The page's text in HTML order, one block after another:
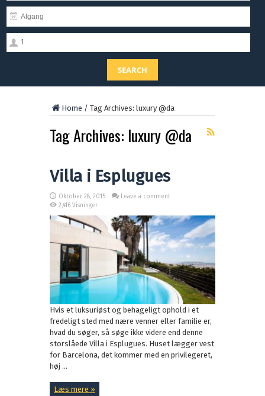
1
SEARCH
Home / Tag Archives: luxury @da
Tag Archives: luxury @da
Villa i Esplugues
Oktober 28, 2015
Leave a comment
2,416 Visninger
Hvis et luksuriøst og behageligt ophold i et
fredeligt sted med nære venner eller familie er,
hvad du søger, så søge ikke videre end denne
storslåede Villa i Esplugues. Huset lægger vest
for Barcelona, det kommer med en privilegeret,
høj ...
Læs mere »